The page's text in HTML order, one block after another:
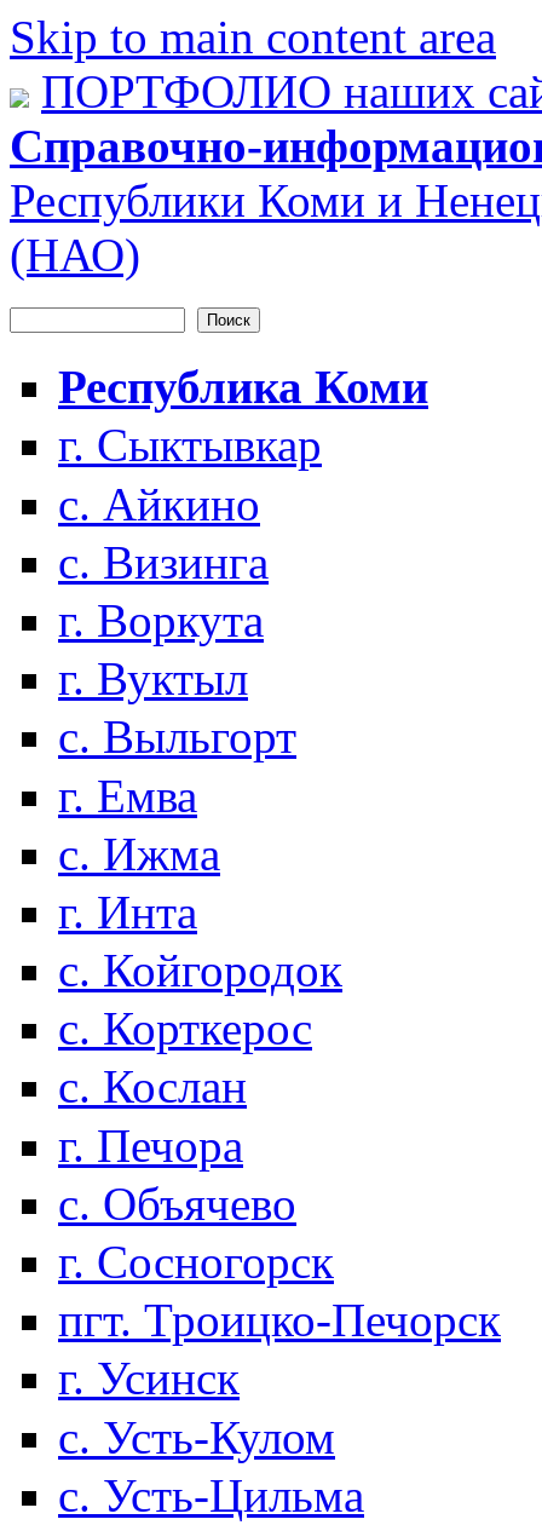
Skip to main content area
ПОРТФОЛИО наших
Справочно-
Республики Коми и
(НАО)
Форма поиска
Республика Коми
г. Сыктывкар
с. Айкино
с. Визинга
г. Воркута
г. Вуктыл
с. Выльгорт
г. Емва
с. Ижма
г. Инта
с. Койгородок
с. Корткерос
с. Кослан
г. Печора
с. Объячево
г. Сосногорск
пгт. Троицко-Печорск
г. Усинск
с. Усть-Кулом
с. Усть-Цильма